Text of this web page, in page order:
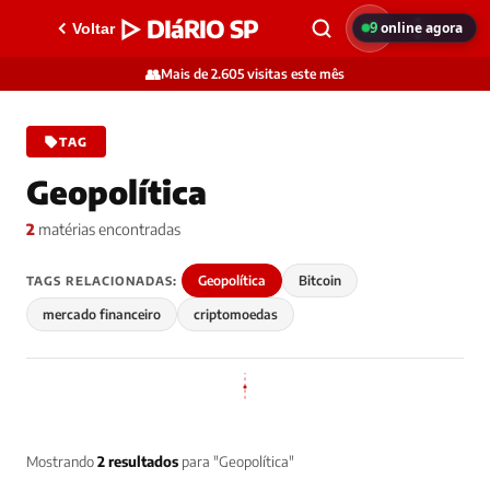
Voltar ▷ DIáRIO SP
👥Mais de 2.605 visitas este mês
TAG
Geopolítica
2 matérias encontradas
TAGS RELACIONADAS: Geopolítica Bitcoin
mercado financeiro criptomoedas
Mostrando2 resultados para "Geopolítica"
9online agora